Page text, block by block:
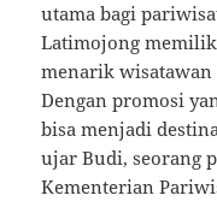
utama bagi
Latimojong
menarik
Dengan promosi
bisa menjadi
ujar Budi, seorang
Kementerian